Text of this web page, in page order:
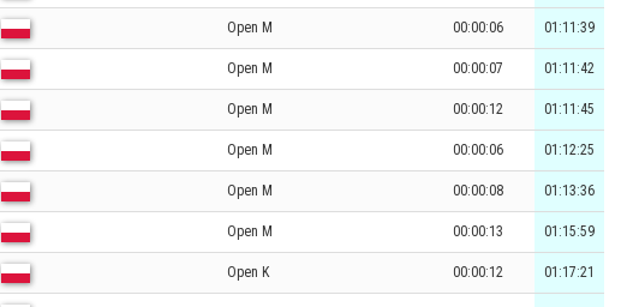
Open M 00:00:06 01:11:39
Open M 00:00:07 01:11:42
Open M 00:00:12 01:11:45
Open M 00:00:06 01:12:25
Open M 00:00:08 01:13:36
Open M 00:00:13 01:15:59
Open K 00:00:12 01:17:21